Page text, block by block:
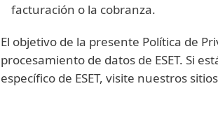
facturación o la cobranza.
El objetivo de la presente Política de
procesamiento de datos de ESET. Si
específico de ESET, visite nuestros